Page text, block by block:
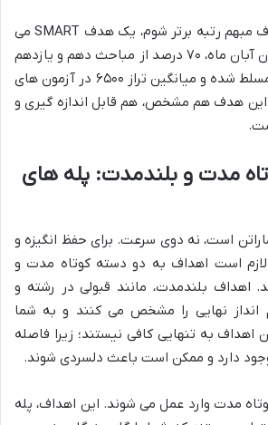
برای مثال، به جای هدف مبهم رتبه برتر شوم، یک هدف SMART می
تواند این باشد: تا پایان آبان ماه، ۷۰ درصد از مباحث دهم و یازدهم
را در دروس تخصصی مسلط شده و میانگین تراز ۶۵۰۰ در آزمون های
هدف هم مشخص، هم قابل اندازه گیری و
مدت و بلندمدت: پله های
است، نه دوی سرعت. برای حفظ انگیزه و
لازم است اهداف به دو دسته کوتاه مدت و
اهداف بلندمدت، مانند قبولی در رشته و
انداز نهایی را مشخص می کنند و به شما
به تنهایی کافی نیستند؛ زیرا فاصله
وجود دارد و ممکن است باعث دلسردی شوند.
مدت وارد عمل می شوند. این اهداف، پله